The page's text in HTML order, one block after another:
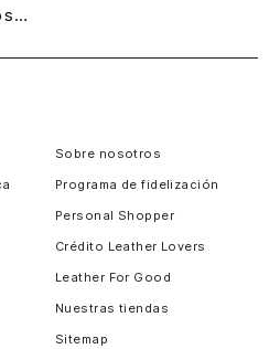
Sobre nosotros
Programa de fidelización
Personal Shopper
Crédito Leather Lovers
Leather For Good
Nuestras tiendas
Sitemap